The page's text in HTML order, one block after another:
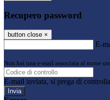
Recupero password
button close ×
E-
Non hai una e-mail associata al nome
E-mail inviata, si prega di